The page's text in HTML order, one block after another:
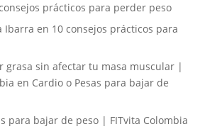
prácticos para perder peso
Ibarra en 10 consejos prácticos para
grasa sin afectar tu masa muscular |
en Cardio o Pesas para bajar de
para bajar de peso | FITvita Colombia